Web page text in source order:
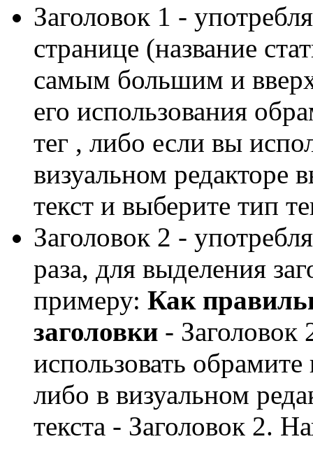
Заголовок 1 -
странице (название
самым большим и
его использования
тег , либо если вы
визуальном редакторе
текст и выберите тип
Заголовок 2 -
раза, для выделения
примеру: Как
заголовки - Заголовок
использовать
либо в визуальном
текста - Заголовок 2.